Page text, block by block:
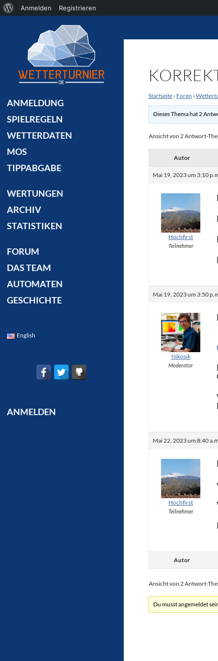
Startseite › Foren ›
Dieses Thema hat 2
Ansicht von 2 Antwort-
Autor
Mai 19, 2023 um 3:10
Hochfirst
Teilnehmer
Mai 19, 2023 um 3:50
Nikosik
Moderator
Mai 22, 2023 um 8:40
Hochfirst
Teilnehmer
Autor
Ansicht von 2 Antwort-
Du musst angemeldet
ANMELDUNG
SPIELREGELN
WETTERDATEN
MOS
TIPPABGABE
WERTUNGEN
ARCHIV
STATISTIKEN
FORUM
DAS TEAM
AUTOMATEN
GESCHICHTE
English
ANMELDEN
Über
Anmelden Registrieren